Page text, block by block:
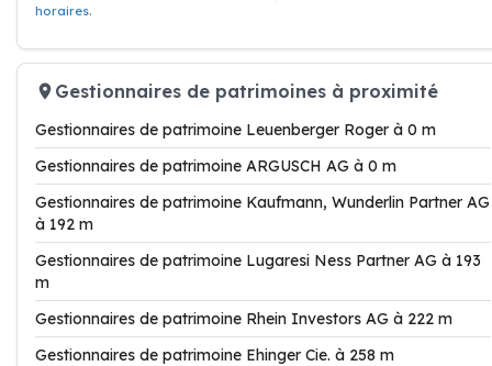
horaires.
Gestionnaires de patrimoines à proximité
Gestionnaires de patrimoine Leuenberger Roger à 0 m
Gestionnaires de patrimoine ARGUSCH AG à 0 m
Gestionnaires de patrimoine Kaufmann, Wunderlin Partner AG
à 192 m
Gestionnaires de patrimoine Lugaresi Ness Partner AG à 193
m
Gestionnaires de patrimoine Rhein Investors AG à 222 m
Gestionnaires de patrimoine Ehinger Cie. à 258 m